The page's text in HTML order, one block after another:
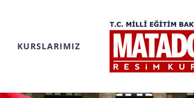
KURSLARIMIZ